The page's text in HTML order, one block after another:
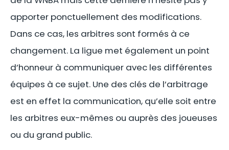
apporter ponctuellement des modifications.
Dans ce cas, les arbitres sont formés à ce
changement. La ligue met également un point
d’honneur à communiquer avec les différentes
équipes à ce sujet. Une des clés de l’arbitrage
est en effet la communication, qu’elle soit entre
les arbitres eux-mêmes ou auprès des joueuses
ou du grand public.